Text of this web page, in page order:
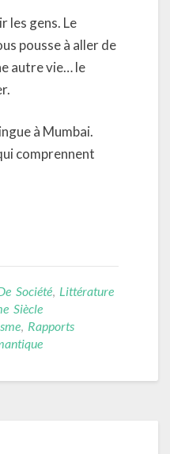
les gens. Le
pousse à aller de
autre vie… le
à Mumbai.
comprennent
Société, Littérature
Siècle
, Rapports